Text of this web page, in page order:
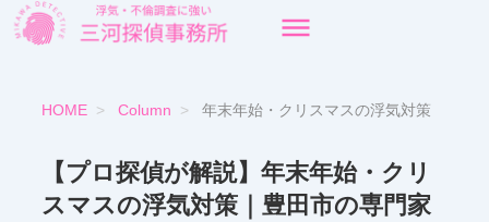
HOME > Column > 年末年始・クリスマスの浮気対策
【プロ探偵が解説】年末年始・クリ
スマスの浮気対策｜豊田市の専門家